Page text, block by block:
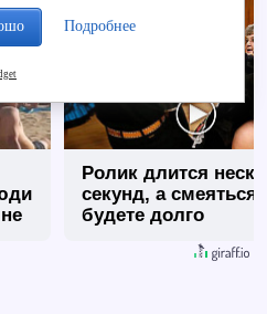
Ролик длится
секунд, а смеяться
будете долго
Подробнее